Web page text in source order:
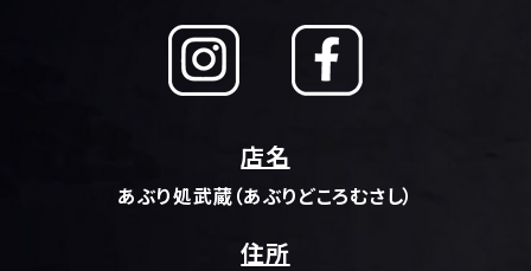
店名
あぶり処武蔵（あぶりどころむさし）
住所